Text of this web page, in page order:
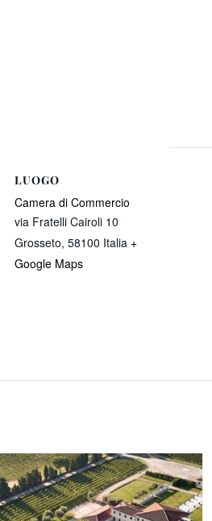
LUOGO
Camera di Commercio
via Fratelli Cairoli 10
Grosseto, 58100 Italia +
Google Maps